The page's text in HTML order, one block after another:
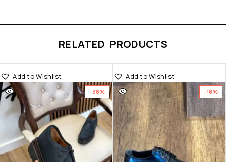
RELATED PRODUCTS
-38%
Add to Wishlist
-18%
Add to Wishlist